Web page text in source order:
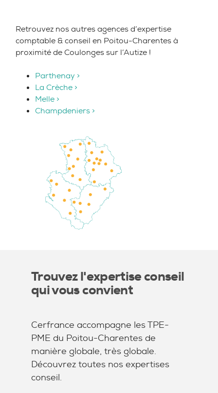
Retrouvez nos autres agences d’expertise
comptable & conseil en Poitou-Charentes à
proximité de Coulonges sur l’Autize !
Parthenay >
La Crèche >
Melle >
Champdeniers >
Trouvez l'expertise conseil
qui vous convient
Cerfrance accompagne les TPE-
PME du Poitou-Charentes de
manière globale, très globale.
Découvrez toutes nos expertises
conseil.